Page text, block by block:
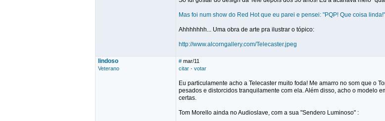
Mas foi num show do Red Hot que eu parei e pensei: "PQP! Que coisa
Ahhhhhhh... Uma obra de arte pra ilustrar o tópico:
http://www.alcorngallery.com/Telecaster.jpeg
lindoso
Veterano
# mar/11
citar · votar
Eu particulamente acho a Telecaster muito foda! Me amarro no som que o
pesados e distorcidos tranquilamente com ela. Além disso, acho o modelo
certas.
Tom Morello ainda no Audioslave, com a sua "Sendero Luminoso" :